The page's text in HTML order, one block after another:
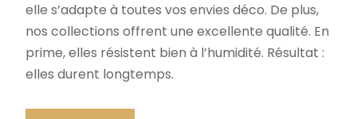
elle s’adapte à toutes vos envies déco. De plus,
nos collections offrent une excellente qualité. En
prime, elles résistent bien à l’humidité. Résultat :
elles durent longtemps.